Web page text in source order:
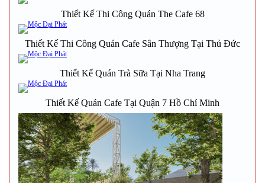
Thiết Kế Thi Công Quán The Cafe 68
Thiết Kế Thi Công Quán Cafe Sân Thượng Tại Thủ Đức
Thiết Kế Quán Trà Sữa Tại Nha Trang
Thiết Kế Quán Cafe Tại Quận 7 Hồ Chí Minh